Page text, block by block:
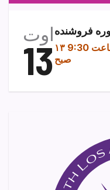
اوت
13
فروشنده
ساعت 9:30
صبح